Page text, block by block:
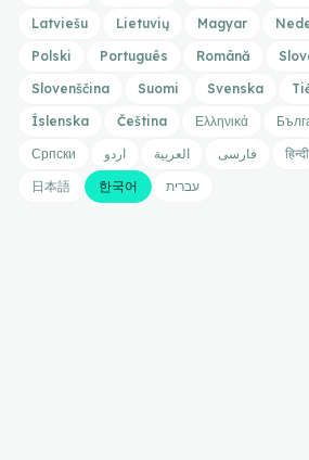
Latviešu
Lietuvių Magyar
Polski
Português Română
Slovenščina
Suomi Svenska
Íslenska
Čeština Ελληνικά
Српски
اردو العربية فارسی हिन्दी
日本語
한국어 עברית